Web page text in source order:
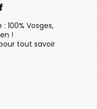
100% Vosges,
!
tout savoir